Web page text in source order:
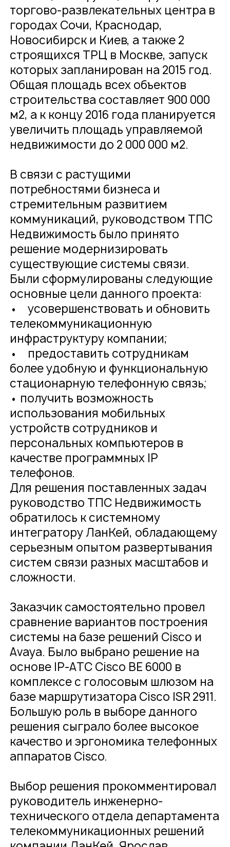
торгово-развлекательных центра в
городах Сочи, Краснодар,
Новосибирск и Киев, а также 2
строящихся ТРЦ в Москве, запуск
которых запланирован на 2015 год.
Общая площадь всех объектов
строительства составляет 900 000
м2, а к концу 2016 года планируется
увеличить площадь управляемой
недвижимости до 2 000 000 м2.
В связи с растущими
потребностями бизнеса и
стремительным развитием
коммуникаций, руководством ТПС
Недвижимость было принято
решение модернизировать
существующие системы связи.
Были сформулированы следующие
основные цели данного проекта:
• усовершенствовать и обновить
телекоммуникационную
инфраструктуру компании;
• предоставить сотрудникам
более удобную и функциональную
стационарную телефонную связь;
• получить возможность
использования мобильных
устройств сотрудников и
персональных компьютеров в
качестве программных IP
телефонов.
Для решения поставленных задач
руководство ТПС Недвижимость
обратилось к системному
интегратору ЛанКей, обладающему
серьезным опытом развертывания
систем связи разных масштабов и
сложности.
Заказчик самостоятельно провел
сравнение вариантов построения
системы на базе решений Cisco и
Avaya. Было выбрано решение на
основе IP-АТС Cisco BE 6000 в
комплексе с голосовым шлюзом на
базе маршрутизатора Cisco ISR 2911.
Большую роль в выборе данного
решения сыграло более высокое
качество и эргономика телефонных
аппаратов Cisco.
Выбор решения прокомментировал
руководитель инженерно-
технического отдела департамента
телекоммуникационных решений